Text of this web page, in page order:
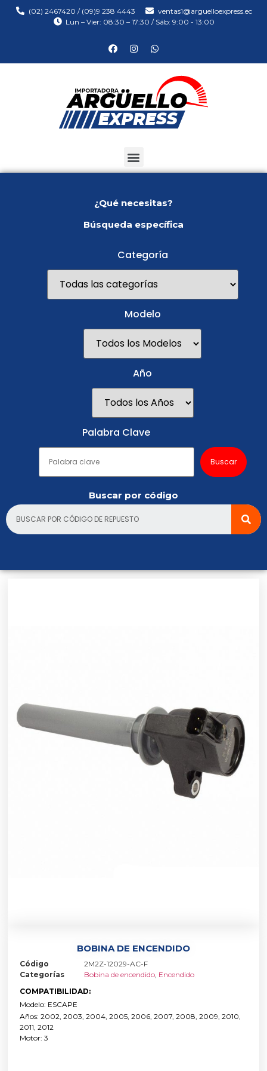
(02) 2467420 / (09)9 238 4443
ventas1@arguelloexpress.ec
Lun – Vier: 08:30 – 17:30 / Sáb: 9:00 - 13:00
¿Qué necesitas?
Búsqueda específica
Categoría
Modelo
Año
Palabra Clave
Buscar por código
BOBINA DE ENCENDIDO
Código
2M2Z-12029-AC-F
Categorías
Bobina de encendido Encendido
COMPATIBILIDAD:
Modelo: ESCAPE
Años: 2002, 2003, 2004, 2005, 2006, 2007, 2008, 2009, 2010,
2011, 2012
Motor: 3